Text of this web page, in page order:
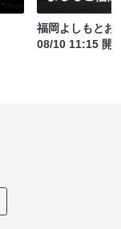
福岡よしもとお
08/10 11:15 開